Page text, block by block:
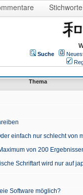
Stichworte
Suche
Thema
einfach nur schlecht von
von 200
Schriftart wird nur auf
Software möglich?